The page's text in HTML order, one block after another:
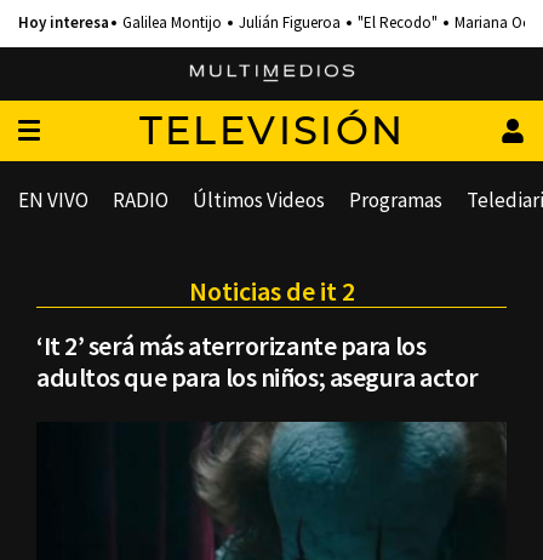
Galilea Montijo Julián Figueroa "El Recodo" Mariana
TELEVISIÓN
EN VIVO RADIO Últimos Videos Programas
Noticias de it 2
‘It 2’ será más aterrorizante para los
adultos que para los niños; asegura actor